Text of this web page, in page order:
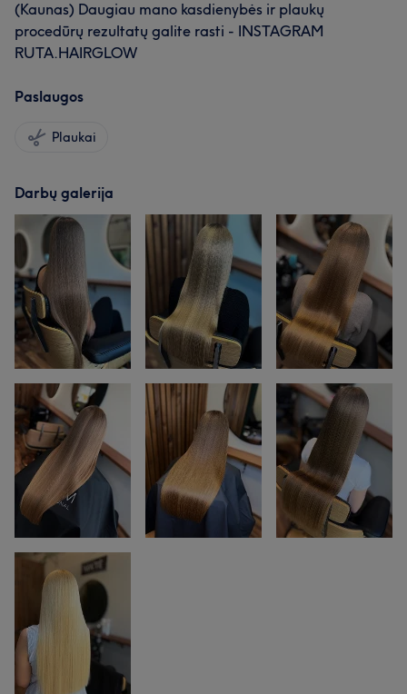
(Kaunas) Daugiau mano kasdienybės ir plaukų
procedūrų rezultatų galite rasti - INSTAGRAM
RUTA.HAIRGLOW
Paslaugos
Plaukai
Darbų galerija